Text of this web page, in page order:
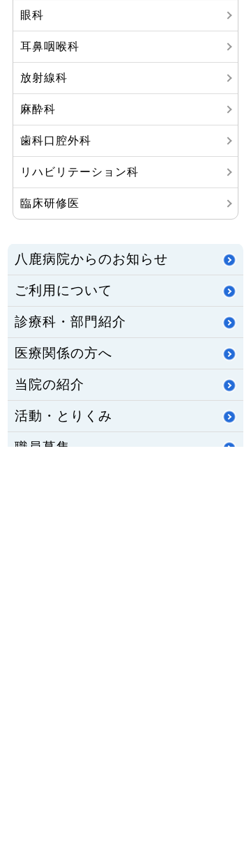
眼科
耳鼻咽喉科
放射線科
麻酔科
歯科口腔外科
リハビリテーション科
臨床研修医
八鹿病院からのお知らせ
ご利用について
診療科・部門紹介
医療関係の方へ
当院の紹介
活動・とりくみ
職員募集